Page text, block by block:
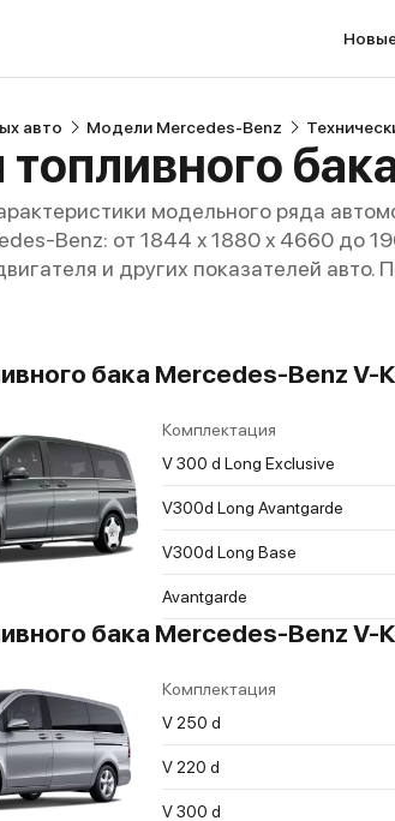
авто Модели Mercedes-Benz
модельного ряда
Benz: от 1844 x 1880 x 4660 до
и других показателей
бака Mercedes-Benz V-
Комплектация
V 300 d Long Exclusive
V300d Long Avantgarde
V300d Long Base
Avantgarde
бака Mercedes-Benz V-
Комплектация
V 250 d
V 220 d
V 300 d